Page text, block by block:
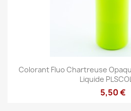
Colorant Fluo Chartreuse
Liquide
5,50 €